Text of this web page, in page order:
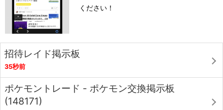
ください！
招待レイド掲示板
35秒前
ポケモントレード - ポケモン交換掲示板
(148171)